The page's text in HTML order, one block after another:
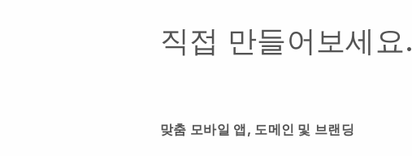
직접 만들어보세요.
맞춤 모바일 앱, 도메인 및 브랜딩